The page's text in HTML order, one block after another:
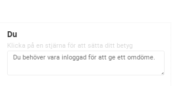
e
s
t
Du
Klicka på en stjärna för att sätta ditt betyg